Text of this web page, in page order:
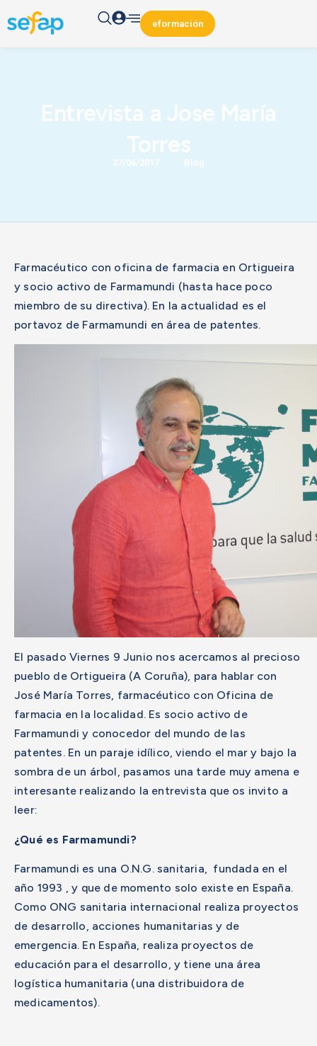
eformación
Entrevista a Jose María
Torres
27/06/2017 Blog
Farmacéutico con oficina de farmacia en Ortigueira
y socio activo de Farmamundi (hasta hace poco
miembro de su directiva). En la actualidad es el
portavoz de Farmamundi en área de patentes.
El pasado Viernes 9 Junio nos acercamos al precioso
pueblo de Ortigueira (A Coruña), para hablar con
José María Torres, farmacéutico con Oficina de
farmacia en la localidad. Es socio activo de
Farmamundi y conocedor del mundo de las
patentes. En un paraje idílico, viendo el mar y bajo la
sombra de un árbol, pasamos una tarde muy amena e
interesante realizando la entrevista que os invito a
leer:
¿Qué es Farmamundi?
Farmamundi es una O.N.G. sanitaria, fundada en el
año 1993 , y que de momento solo existe en España.
Como ONG sanitaria internacional realiza proyectos
de desarrollo, acciones humanitarias y de
emergencia. En España, realiza proyectos de
educación para el desarrollo, y tiene una área
logística humanitaria (una distribuidora de
medicamentos).